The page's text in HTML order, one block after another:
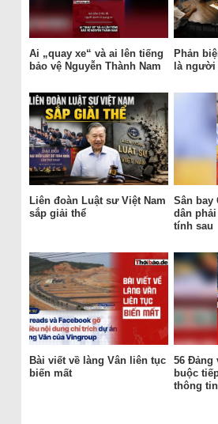
Ai „quay xe“ và ai lên tiếng
bảo vệ Nguyễn Thành Nam
Phản
là
Liên đoàn Luật sư Việt Nam
sắp giải thể
Sân bay
dân
tính sau
Bài viết về làng Vân liên tục
biến mất
56 Đảng
buộc
thông tin